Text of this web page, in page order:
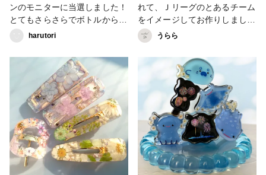
ンのモニターに当選しました！
とてもさらさらでボトルから出
す時も気泡ほとんど出ませんで
した、透明感もGOOD！ 着色
剤もよく混ざり、匂いも全然気
になりませんでした。 今後も
購入していきたいです！
harutori
れて、Ｊリーグのとあるチーム
をイメージしてお作りしました
❤️🤍💙うらら